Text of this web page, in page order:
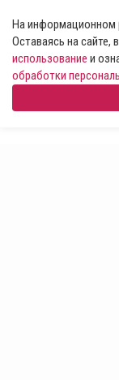
На информационном
Оставаясь на сайте,
использование и
обработки